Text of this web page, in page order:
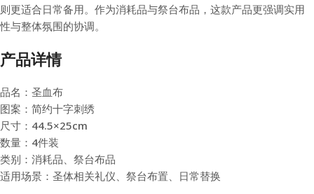
则更适合日常备用。作为消耗品与祭台布品，这款产品更强调实用
性与整体氛围的协调。
产品详情
品名：圣血布
图案：简约十字刺绣
尺寸：44.5×25cm
数量：4件装
类别：消耗品、祭台布品
适用场景：圣体相关礼仪、祭台布置、日常替换